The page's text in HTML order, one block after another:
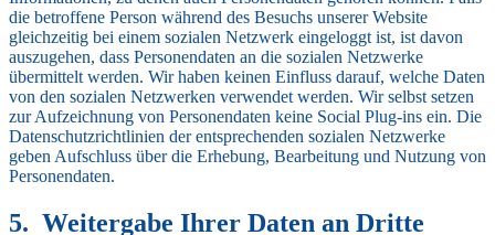
die betroffene Person während des Besuchs unserer Website
gleichzeitig bei einem sozialen Netzwerk eingeloggt ist, ist davon
auszugehen, dass Personendaten an die sozialen Netzwerke
übermittelt werden. Wir haben keinen Einfluss darauf, welche Daten
von den sozialen Netzwerken verwendet werden. Wir selbst setzen
zur Aufzeichnung von Personendaten keine Social Plug-ins ein. Die
Datenschutzrichtlinien der entsprechenden sozialen Netzwerke
geben Aufschluss über die Erhebung, Bearbeitung und Nutzung von
Personendaten.
Weitergabe Ihrer Daten an Dritte